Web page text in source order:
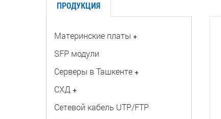
ПРОДУКЦИЯ
Материнские платы +
SFP модули
Серверы в Ташкенте +
СХД +
Сетевой кабель UTP/FTP